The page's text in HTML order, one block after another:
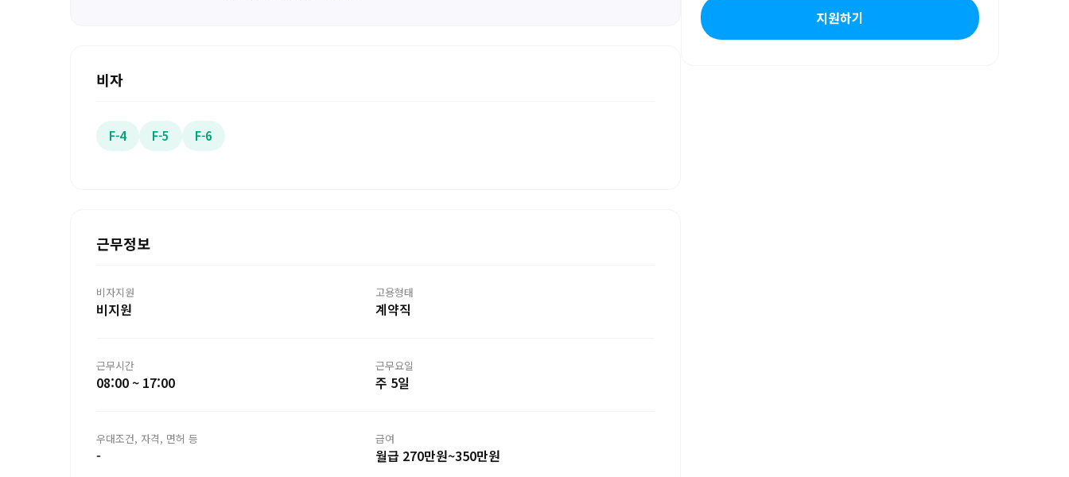
비자
F-4 F-5 F-6
근무정보
비자지원
비지원
고용형태
계약직
근무시간
08:00 ~ 17:00
근무요일
주 5일
우대조건, 자격, 면허 등
-
급여
월급 270만원~350만원
지원하기